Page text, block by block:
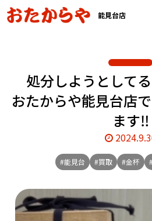
能見台店
処分しようとしてる
おたからや能見台店
ます‼️
#能見台 #買取 #金杯